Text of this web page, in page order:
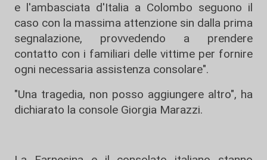
e l'ambasciata d'Italia a Colombo seguono il
caso con la massima attenzione sin dalla prima
segnalazione, provvedendo a prendere
contatto con i familiari delle vittime per fornire
ogni necessaria assistenza consolare".
"Una tragedia, non posso aggiungere altro", ha
dichiarato la console Giorgia Marazzi.